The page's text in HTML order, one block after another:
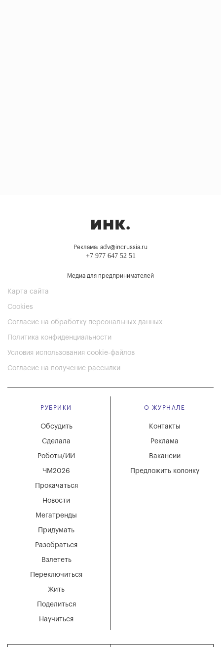
Реклама: adv@incrussia.ru
+7 977 647 52 51
Медиа для предпринимателей
Карта сайта
Cookies
Согласие на обработку персональных данных
Политика конфиденциальности
Условия использования cookie-файлов
Согласие на получение рассылки
РУБРИКИ
Мегатренды
Придумать
Разобраться
Взлететь
Новости
Переключиться
Жить
Поделиться
Научиться
Обсудить
Сделала
Роботы/ИИ
ЧМ2026
Прокачаться
О ЖУРНАЛЕ
Вакансии
Реклама
Контакты
Предложить колонку